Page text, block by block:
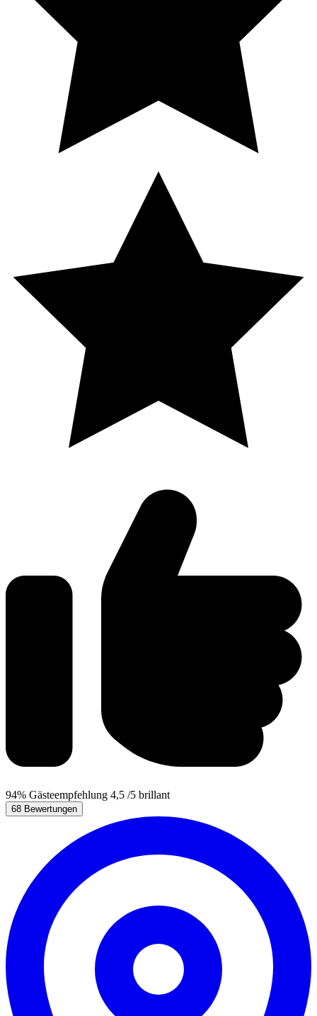
94% Gästeempfehlung 4,5 /5 brillant
68 Bewertungen